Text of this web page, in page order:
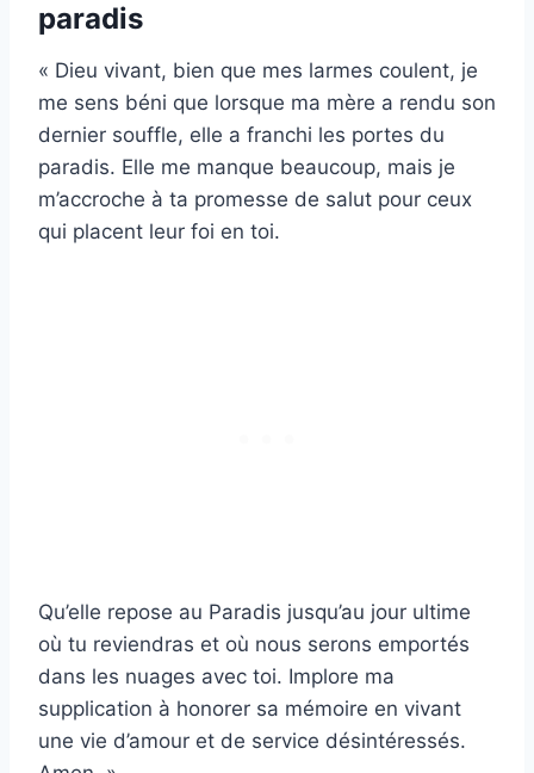
paradis
« Dieu vivant, bien que mes larmes coulent, je
me sens béni que lorsque ma mère a rendu son
dernier souffle, elle a franchi les portes du
paradis. Elle me manque beaucoup, mais je
m’accroche à ta promesse de salut pour ceux
qui placent leur foi en toi.
Qu’elle repose au Paradis jusqu’au jour ultime
où tu reviendras et où nous serons emportés
dans les nuages avec toi. Implore ma
supplication à honorer sa mémoire en vivant
une vie d’amour et de service désintéressés.